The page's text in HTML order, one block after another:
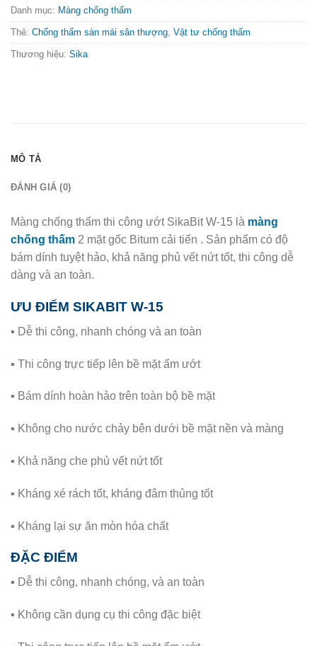
Danh mục: Màng chống thấm
Thẻ: Chống thấm sàn mái sân thượng Vật tư chống thấm
Thương hiệu: Sika
MÔ TẢ
ĐÁNH GIÁ (0)
Màng chống thấm thi công ướt SikaBit W-15 là màng
chống thấm 2 mặt gốc Bitum cải tiến . Sản phẩm có độ
bám dính tuyệt hảo, khả năng phủ vết nứt tốt, thi công dễ
dàng và an toàn.
ƯU ĐIỂM SIKABIT W-15
▪ Dễ thi công, nhanh chóng và an toàn
▪ Thi công trực tiếp lên bề mặt ẩm ướt
▪ Bám dính hoàn hảo trên toàn bộ bề mặt
▪ Không cho nước chảy bên dưới bề mặt nền và màng
▪ Khả năng che phủ vết nứt tốt
▪ Kháng xé rách tốt, kháng đâm thủng tốt
▪ Kháng lại sự ăn mòn hóa chất
ĐẶC ĐIỂM
▪ Dễ thi công, nhanh chóng, và an toàn
▪ Không cần dụng cụ thi công đặc biệt